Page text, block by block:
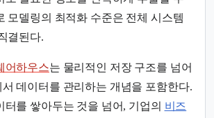
모델링의 최적화 수준은 전체 시스템
결된다.
어하우스는 물리적인 저장 구조를 넘어
데이터를 관리하는 개념을 포함한다.
터를 쌓아두는 것을 넘어, 기업의 비즈